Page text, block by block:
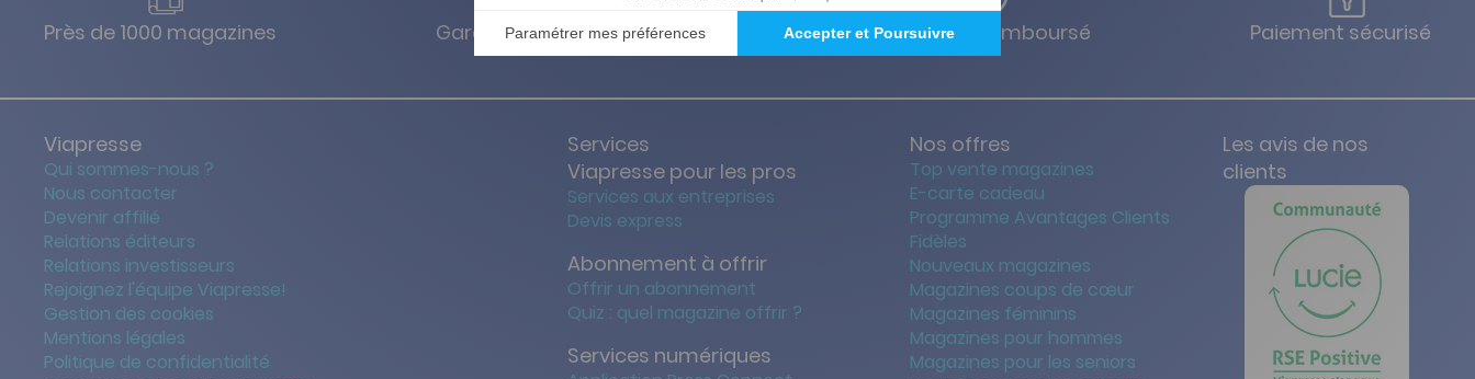
Près de 1000 magazines Garanties des prix les + bas Satisfait ou remboursé Paiement sécurisé
Viapresse
Qui sommes-nous ?
Nous contacter
Devenir affilié
Relations éditeurs
Relations investisseurs
Rejoignez l'équipe Viapresse!
Gestion des cookies
Mentions légales
Politique de confidentialité
Services
Viapresse pour les pros
Services aux entreprises
Devis express
Abonnement à offrir
Offrir un abonnement
Quiz : quel magazine offrir ?
Services numériques
Nos offres
Top vente magazines
E-carte cadeau
Programme Avantages Clients
Fidèles
Nouveaux magazines
Magazines coups de cœur
Magazines féminins
Magazines pour hommes
Magazines pour les seniors
Les avis de nos
clients